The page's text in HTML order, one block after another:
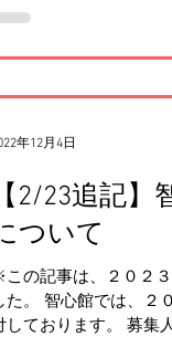
2/23追記】
ついて
の記事は、２０２
た。 智心館では、２
しております。 募集
年12月4日